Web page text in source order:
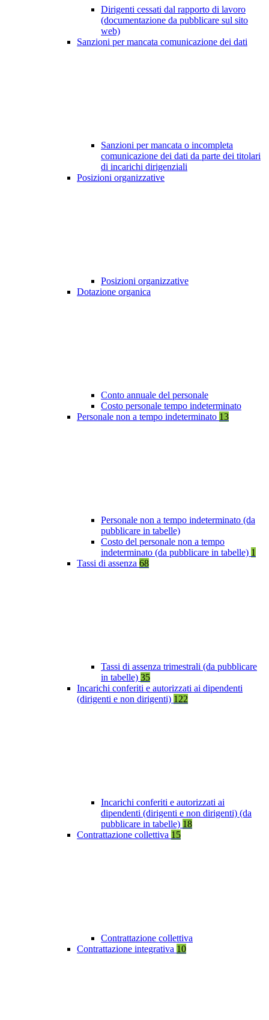
Dirigenti cessati dal rapporto di lavoro
(documentazione da pubblicare sul sito
web)
Sanzioni per mancata comunicazione dei dati
Sanzioni per mancata o incompleta
comunicazione dei dati da parte dei titolari
di incarichi dirigenziali
Posizioni organizzative
Posizioni organizzative
Dotazione organica
Conto annuale del personale
Costo personale tempo indeterminato
Personale non a tempo indeterminato 13
Personale non a tempo indeterminato (da
pubblicare in tabelle)
Costo del personale non a tempo
indeterminato (da pubblicare in tabelle) 1
Tassi di assenza 68
Tassi di assenza trimestrali (da pubblicare
in tabelle) 35
Incarichi conferiti e autorizzati ai dipendenti
(dirigenti e non dirigenti) 122
Incarichi conferiti e autorizzati ai
dipendenti (dirigenti e non dirigenti) (da
pubblicare in tabelle) 18
Contrattazione collettiva 15
Contrattazione collettiva
Contrattazione integrativa 10